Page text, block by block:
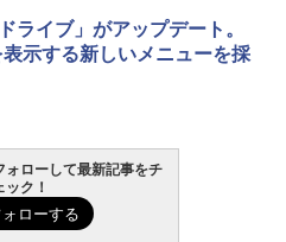
ムコード】 ロブロックス | オン
ード版
フトカード - 1000 Robux 【限
ャルアイテムを含む】 【オンラ
ムコード】 ロブロックス |オン
ード版
入門講座［第2版］
リー、6インチディスプレイ電子
ダー、マッチャ、16GB、広告な
シグニチャーエディ
(32GB) 7インチディスプレイ、明
調整、色調調節ライト、12週間
テリー、広告なし、メタリック
ライブ」がアップデート。
表示する新しいメニューを採
ォローして最新記事をチ
ック！